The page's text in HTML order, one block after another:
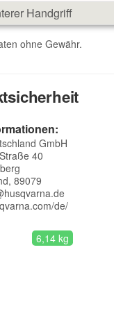
Handgriff
ohne Gewähr.
GmbH
40
89079
de/
6,14 kg